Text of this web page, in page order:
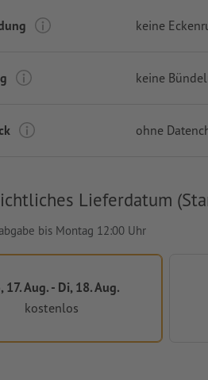
keine
keine
ohne
Lieferdatum
bis Montag 12:00 Uhr
17. Aug. - Di, 18. Aug.
kostenlos